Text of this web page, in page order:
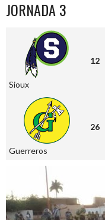
JORNADA 3
Sioux
12
Guerreros
26